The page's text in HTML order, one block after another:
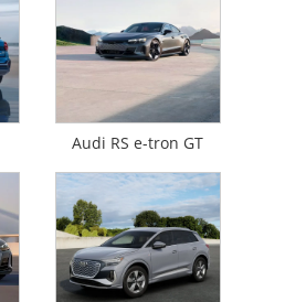
Audi RS e-tron GT